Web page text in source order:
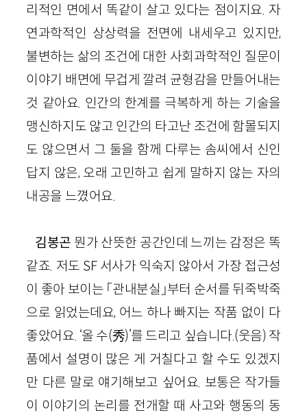
리적인 면에서 똑같이 살고 있다는 점이지요. 자
연과학적인 상상력을 전면에 내세우고 있지만,
불변하는 삶의 조건에 대한 사회과학적인 질문이
이야기 배면에 무겁게 깔려 균형감을 만들어내는
것 같아요. 인간의 한계를 극복하게 하는 기술을
맹신하지도 않고 인간의 타고난 조건에 함몰되지
도 않으면서 그 둘을 함께 다루는 솜씨에서 신인
답지 않은, 오래 고민하고 쉽게 말하지 않는 자의
내공을 느꼈어요.
김봉곤 뭔가 산뜻한 공간인데 느끼는 감정은 똑
같죠. 저도 SF 서사가 익숙지 않아서 가장 접근성
이 좋아 보이는 「관내분실」부터 순서를 뒤죽박죽
으로 읽었는데요, 어느 하나 빠지는 작품 없이 다
좋았어요. ‘올 수(秀)’를 드리고 싶습니다.(웃음) 작
품에서 설명이 많은 게 거칠다고 할 수도 있겠지
만 다른 말로 얘기해보고 싶어요. 보통은 작가들
이 이야기의 논리를 전개할 때 사고와 행동의 동